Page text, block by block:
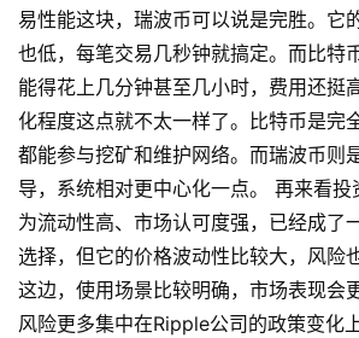
易性能这块，瑞波币可以说是完胜。它
也低，每笔交易几秒钟就搞定。而比特
能得花上几分钟甚至几小时，费用还挺
化程度这点就不太一样了。比特币是完
都能参与挖矿和维护网络。而瑞波币则
导，系统相对更中心化一点。 再来看投
为流动性高、市场认可度强，已经成了
选择，但它的价格波动性比较大，风险
这边，使用场景比较明确，市场表现会
风险更多集中在Ripple公司的政策变化